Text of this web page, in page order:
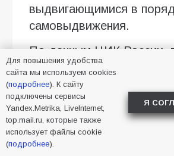
выдвигающимися в
самовыдвижения.
По данным ЦИК России,
примут участие не более
политических партий, из
пять являются
Окончательный список
чьи фамилии появятся в
избирательных
Для повышения удобства
сайта мы используем cookies
(подробнее). К сайту
подключены сервисы
Yandex.Metrika, LiveInternet,
top.mail.ru, которые также
использует файлы cookie
(подробнее).
Я